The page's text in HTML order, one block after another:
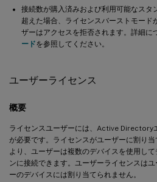
接続数が購入済みおよび利用可能なスタ
超えた場合、ライセンスバーストモード
ザーはアクセスを拒否されます。詳細に
ードを参照してください。
ユーザーライセンス
概要
ライセンスユーザーには、Active Directory
が必要です。ライセンスがユーザーに割り
より、ユーザーは複数のデバイスを使用し
ンに接続できます。ユーザーライセンスは
ーのデバイスには割り当てられません。